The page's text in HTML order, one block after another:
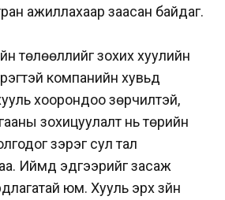
ажиллахаар заасан байдаг.
төлөөллийг зохих хуулийн
компанийн хувьд
хоорондоо зөрчилтэй,
зохицуулалт нь төрийн
зэрэг сул тал
Иймд эдгээрийг засаж
юм. Хууль эрх зүйн